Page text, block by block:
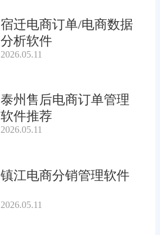
宿迁电商订单/电商数据
分析软件
2026.05.11
泰州售后电商订单管理
软件推荐
2026.05.11
镇江电商分销管理软件
2026.05.11